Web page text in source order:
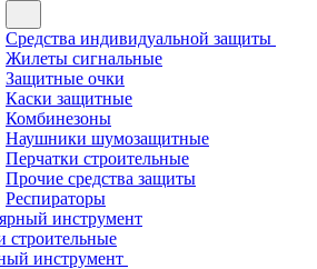
Средства индивидуальной защиты
Жилеты сигнальные
Защитные очки
Каски защитные
Комбинезоны
Наушники шумозащитные
Перчатки строительные
Прочие средства защиты
Респираторы
инструмент
строительные
инструмент